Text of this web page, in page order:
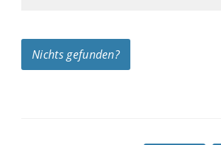
Nichts gefunden?